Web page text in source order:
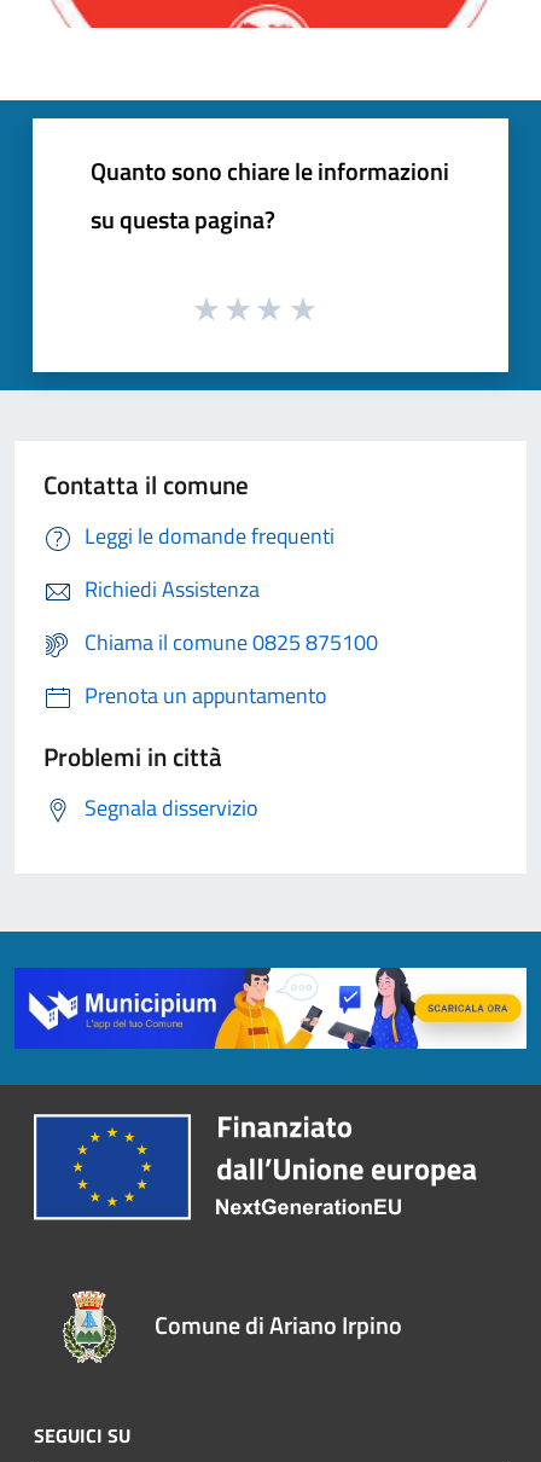
Quanto sono chiare le informazioni
su questa pagina?
Contatta il comune
Leggi le domande frequenti
Richiedi Assistenza
Chiama il comune 0825 875100
Prenota un appuntamento
Problemi in città
Segnala disservizio
Comune di Ariano Irpino
SEGUICI SU